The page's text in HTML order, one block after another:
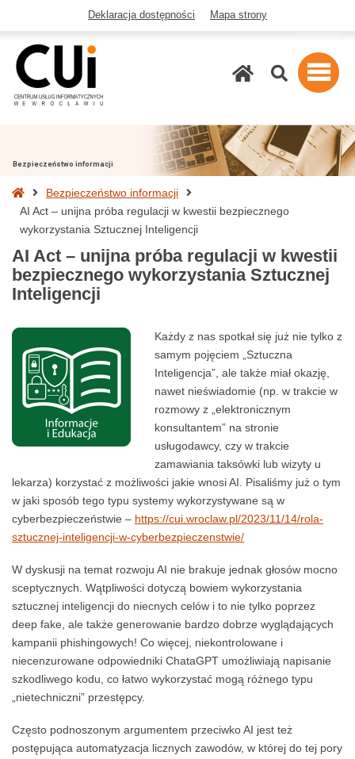
Deklaracja dostępności Mapa strony
Szukaj
Bezpieczeństwo informacji
Strona
główna
Bezpieczeństwo informacji
AI Act – unijna próba regulacji w kwestii bezpiecznego
wykorzystania Sztucznej Inteligencji
AI Act – unijna próba regulacji w kwestii
bezpiecznego wykorzystania Sztucznej
Inteligencji
Każdy z nas spotkał się już nie tylko z
samym pojęciem „Sztuczna
Inteligencja”, ale także miał okazję,
nawet nieświadomie (np. w trakcie w
rozmowy z „elektronicznym
konsultantem” na stronie
usługodawcy, czy w trakcie
zamawiania taksówki lub wizyty u
lekarza) korzystać z możliwości jakie wnosi AI. Pisaliśmy już o tym
w jaki sposób tego typu systemy wykorzystywane są w
cyberbezpieczeństwie – https://cui.wroclaw.pl/2023/11/14/rola-
sztucznej-inteligencji-w-cyberbezpieczenstwie/
W dyskusji na temat rozwoju AI nie brakuje jednak głosów mocno
sceptycznych. Wątpliwości dotyczą bowiem wykorzystania
sztucznej inteligencji do niecnych celów i to nie tylko poprzez
deep fake, ale także generowanie bardzo dobrze wyglądających
kampanii phishingowych! Co więcej, niekontrolowane i
niecenzurowane odpowiedniki ChataGPT umożliwiają napisanie
szkodliwego kodu, co łatwo wykorzystać mogą różnego typu
„nietechniczni” przestępcy.
Często podnoszonym argumentem przeciwko AI jest też
postępująca automatyzacja licznych zawodów, w której do tej pory